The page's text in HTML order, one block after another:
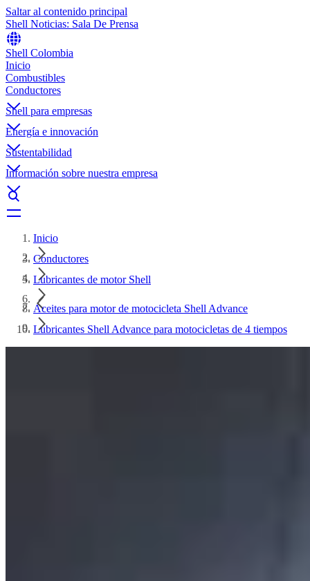
Saltar al contenido principal
Shell Noticias: Sala De Prensa
Shell Colombia
Inicio
Combustibles
Conductores
Shell para empresas
Energía e innovación
Sustentabilidad
Información sobre nuestra empresa
Inicio
Conductores
Lubricantes de motor Shell
Aceites para motor de motocicleta Shell Advance
Lubricantes Shell Advance para motocicletas de 4 tiempos